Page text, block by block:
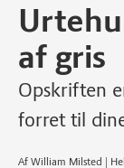
af gris
Opskriften
forret til
Af William Milsted |